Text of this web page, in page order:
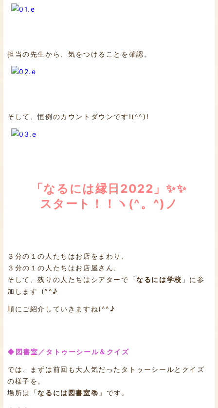
担当の先生から、気をつけることを確認。
そして、恒例のカウントダウンです!(^^)!
「なるには縁日2022」✨✨
スタート！！ヽ(^。^)ノ
３分の１の人たちはお店をまわり、
３分の１の人たちはお店屋さん、
そして、残りの人たちはシアターで「なるには学校 」に参
加します (^^♪
順にご紹介していきますね(^^♪
◆図書室／タトゥーシール＆クイズ
では、まずは前回も大人気だったタトゥーシールとクイズ
の様子を。
場所は「なるには図書室📚」です。